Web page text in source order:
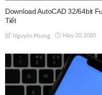
Download AutoCAD 32/64bit
Tiết
Nguyễn Phong May 20, 2020